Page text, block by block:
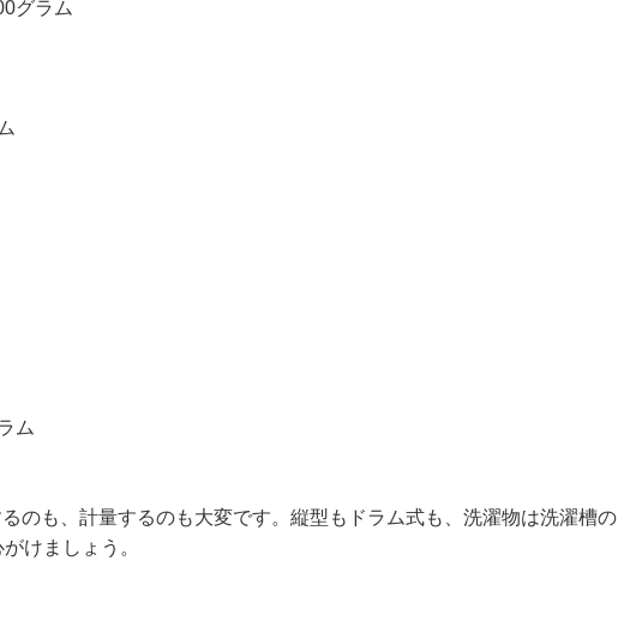
グラム
ム
のも、計量するのも大変です。縦型もドラム式も、洗濯物は洗濯槽の
けましょう。